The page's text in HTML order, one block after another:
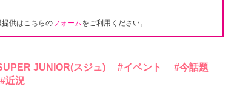
供はこちらのフォームをご利用ください。
JUNIOR(スジュ) イベント
今話題
近況